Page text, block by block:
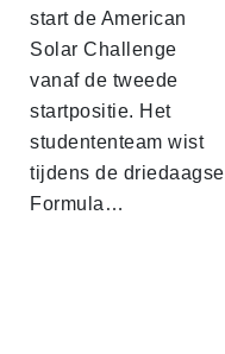
start de American
Solar Challenge
vanaf de tweede
startpositie. Het
studententeam wist
tijdens de driedaagse
Formula…